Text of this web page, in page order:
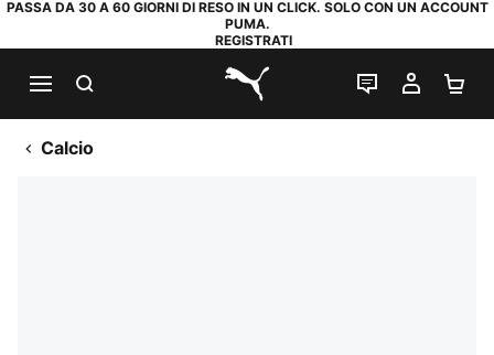
PASSA DA 30 A 60 GIORNI DI RESO IN UN CLICK. SOLO CON UN ACCOUNT
PUMA.
REGISTRATI
PUMA.com
CHAT IL MIO
Calcio